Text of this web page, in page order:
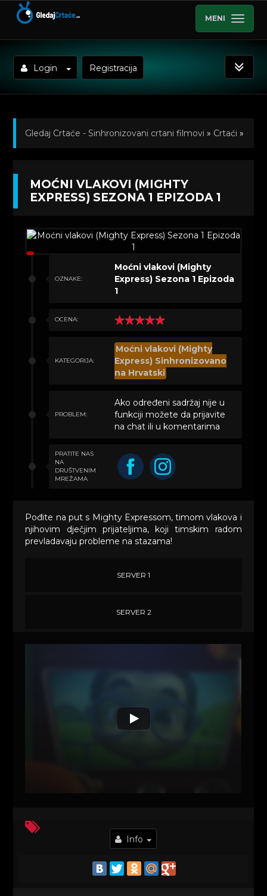
MENI
Login Registracija
Gledaj Crtaće - Sinhronizovani crtani filmovi » Crtaći »
Hrvatski»Kratkometrazni crtani filmovi» Moćni
MOĆNI VLAKOVI (MIGHTY
EXPRESS) SEZONA 1 EPIZODA 1
OZNAKE:
Moćni vlakovi (Mighty
Express) Sezona 1 Epizoda
1
OCENA:
KATEGORIJA:
Moćni vlakovi (Mighty
Express) Sinhronizovano
na Hrvatski
PROBLEM:
Ako određeni sadržaj nije u
funkciji možete da prijavite
na chat ili u komentarima
PRATITE NAS
NA
DRUŠTVENIM
MREŽAMA
Pođite na put s Mighty Expressom, timom vlakova i
njihovim dječjim prijateljima, koji timskim radom
prevladavaju probleme na stazama!
SERVER 1
SERVER 2
Info